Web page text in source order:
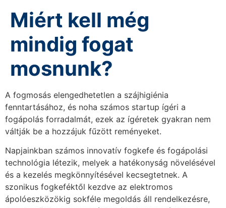
Miért kell még
mindig fogat
mosnunk?
A fogmosás elengedhetetlen a szájhigiénia
fenntartásához, és noha számos startup ígéri a
fogápolás forradalmát, ezek az ígéretek gyakran nem
váltják be a hozzájuk fűzött reményeket.
Napjainkban számos innovatív fogkefe és fogápolási
technológia létezik, melyek a hatékonyság növelésével
és a kezelés megkönnyítésével kecsegtetnek. A
szonikus fogkeféktől kezdve az elektromos
ápolóeszközökig sokféle megoldás áll rendelkezésre,